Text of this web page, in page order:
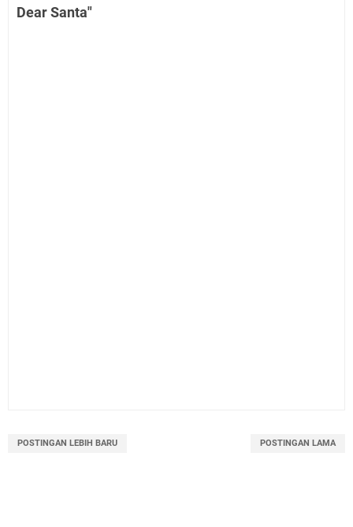
Dear Santa"
POSTINGAN LEBIH BARU POSTINGAN LAMA